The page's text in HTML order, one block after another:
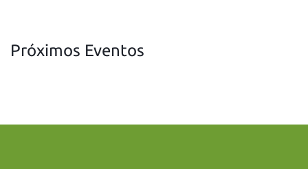
Próximos Eventos